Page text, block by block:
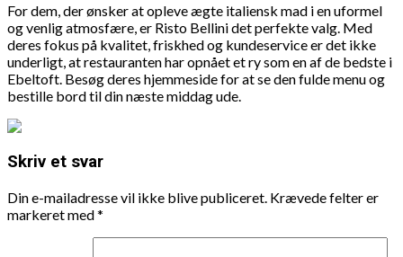
For dem, der ønsker at opleve ægte italiensk mad i en uformel
og venlig atmosfære, er Risto Bellini det perfekte valg. Med
deres fokus på kvalitet, friskhed og kundeservice er det ikke
underligt, at restauranten har opnået et ry som en af de bedste i
Ebeltoft. Besøg deres hjemmeside for at se den fulde menu og
bestille bord til din næste middag ude.
Skriv et svar
Din e-mailadresse vil ikke blive publiceret. Krævede felter er
markeret med*